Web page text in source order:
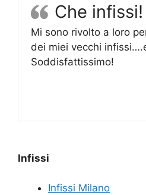
Che infissi!
Mi sono rivolto a loro
dei miei vecchi
Soddisfattissimo!
Infissi
Infissi Milano